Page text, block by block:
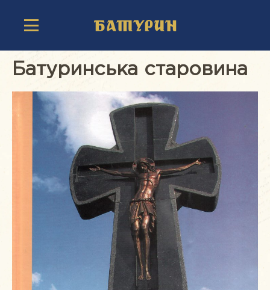
Батуринська старовина